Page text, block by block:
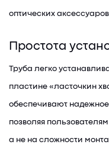
оптических аксессуаров.
Простота
Труба легко
пластине «ласточкин
обеспечивают
позволяя
а не на сложности